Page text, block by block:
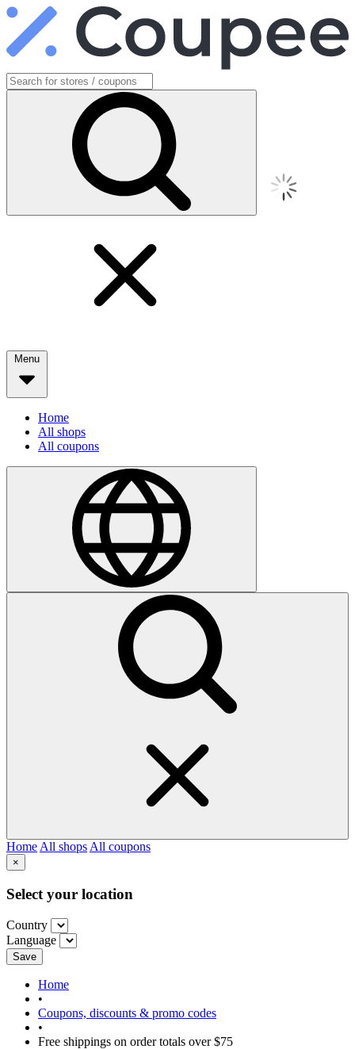
Menu
Home
All shops
All coupons
Home All shops All coupons
×
Select your location
Country
Language
Save
Home
•
Coupons, discounts & promo codes
•
Free shippings on order totals over $75